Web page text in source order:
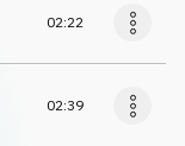
02:22
02:39